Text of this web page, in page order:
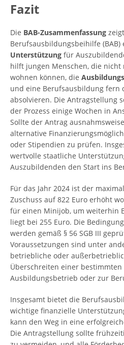
Fazit
Die BAB-Zusammenfassung
Berufsausbildungsbeihilfe (BAB)
Unterstützung für
hilft jungen Menschen, die
wohnen können, die
und eine Berufsausbildung fern
absolvieren. Die Antragstellung
der Prozess einige Wochen in
Sollte der Antrag
alternative
oder Stipendien zu prüfen.
wertvolle staatliche
Auszubildenden den Start ins
Für das Jahr 2024 ist der
Zuschuss auf 822 Euro erhöht
für einen Minijob, um weiterhin
liegt bei 255 Euro. Die
werden gemäß § 56 SGB III
Voraussetzungen sind unter
betriebliche oder
Überschreiten einer
Ausbildungsbetrieb oder zur
Insgesamt bietet die
wichtige finanzielle
kann den Weg in eine
Die Antragstellung sollte